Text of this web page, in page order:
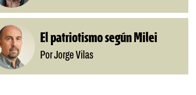
El patriotismo según Milei
Por Jorge Vilas